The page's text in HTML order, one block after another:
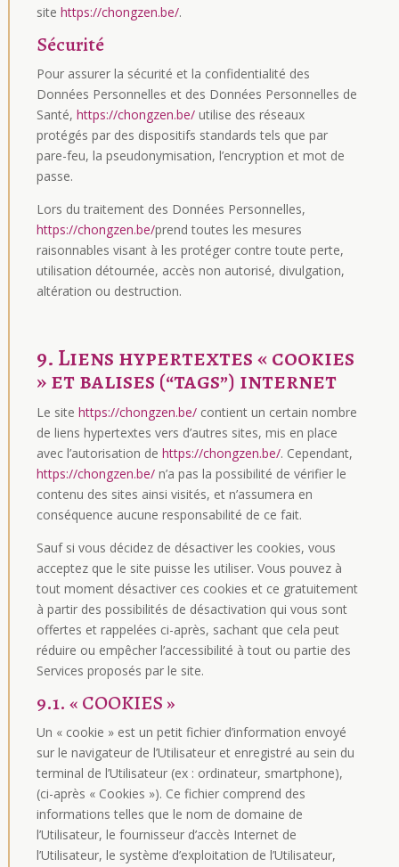
site https://chongzen.be/.
Sécurité
Pour assurer la sécurité et la confidentialité des
Données Personnelles et des Données Personnelles de
Santé, https://chongzen.be/utilise des réseaux
protégés par des dispositifs standards tels que par
pare-feu, la pseudonymisation, l’encryption et mot de
passe.
Lors du traitement des Données Personnelles,
https://chongzen.be/prend toutes les mesures
raisonnables visant à les protéger contre toute perte,
utilisation détournée, accès non autorisé, divulgation,
altération ou destruction.
9. Liens hypertextes « cookies
» et balises (“tags”) internet
Le site https://chongzen.be/contient un certain nombre
de liens hypertextes vers d’autres sites, mis en place
avec l’autorisation de https://chongzen.be/. Cependant,
https://chongzen.be/n’a pas la possibilité de vérifier le
contenu des sites ainsi visités, et n’assumera en
conséquence aucune responsabilité de ce fait.
Sauf si vous décidez de désactiver les cookies, vous
acceptez que le site puisse les utiliser. Vous pouvez à
tout moment désactiver ces cookies et ce gratuitement
à partir des possibilités de désactivation qui vous sont
offertes et rappelées ci-après, sachant que cela peut
réduire ou empêcher l’accessibilité à tout ou partie des
Services proposés par le site.
9.1. « COOKIES »
Un « cookie » est un petit fichier d’information envoyé
sur le navigateur de l’Utilisateur et enregistré au sein du
terminal de l’Utilisateur (ex : ordinateur, smartphone),
(ci-après « Cookies »). Ce fichier comprend des
informations telles que le nom de domaine de
l’Utilisateur, le fournisseur d’accès Internet de
l’Utilisateur, le système d’exploitation de l’Utilisateur,